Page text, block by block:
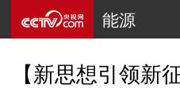
能源
【新思想引领新